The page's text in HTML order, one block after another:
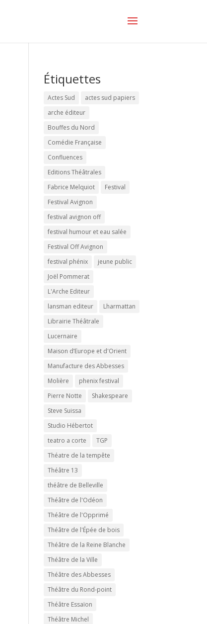
Étiquettes
Actes Sud
actes sud papiers
arche éditeur
Bouffes du Nord
Comédie Française
Confluences
Editions Théâtrales
Fabrice Melquiot
Festival
Festival Avignon
festival avignon off
festival humour et eau salée
Festival Off Avignon
festival phénix
jeune public
Joël Pommerat
L'Arche Editeur
lansman editeur
Lharmattan
Librairie Théâtrale
Lucernaire
Maison d’Europe et d'Orient
Manufacture des Abbesses
Molière
phenix festival
Pierre Notte
Shakespeare
Steve Suissa
Studio Hébertot
teatro a corte
TGP
Théatre de la tempête
Théâtre 13
théâtre de Belleville
Théâtre de l'Odéon
Théâtre de l'Opprimé
Théâtre de l'Épée de bois
Théâtre de la Reine Blanche
Théâtre de la Ville
Théâtre des Abbesses
Théâtre du Rond-point
Théâtre Essaïon
Théâtre Michel